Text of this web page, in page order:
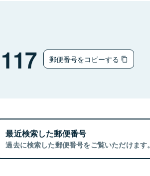
郵便番号をコピーする
最近検索した郵便番号
過去に検索した郵便番号をご覧いただけます。